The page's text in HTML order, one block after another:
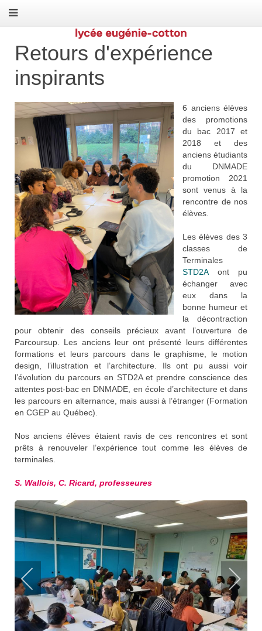
Retours d'expérience
inspirants
6 anciens élèves
des promotions
du bac 2017 et
2018 et des
anciens étudiants
du DNMADE
promotion 2021
sont venus à la
rencontre de nos
élèves.
Les élèves des 3
classes de
Terminales
STD2Aont pu
échanger avec
eux dans la
bonne humeur et
la décontraction
pour obtenir des conseils précieux avant l’ouverture de
Parcoursup. Les anciens leur ont présenté leurs différentes
formations et leurs parcours dans le graphisme, le motion
design, l’illustration et l’architecture. Ils ont pu aussi voir
l’évolution du parcours en STD2A et prendre conscience des
attentes post-bac en DNMADE, en école d’architecture et dans
les parcours en alternance, mais aussi à l’étranger (Formation
en CGEP au Québec).
Nos anciens élèves étaient ravis de ces rencontres et sont
prêts à renouveler l’expérience tout comme les élèves de
terminales.
S. Wallois, C. Ricard, professeures